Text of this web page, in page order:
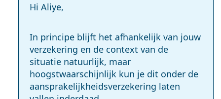
Hi Aliye,
In principe blijft het afhankelijk van jouw
verzekering en de context van de
situatie natuurlijk, maar
hoogstwaarschij­nlijk kun je dit onder de
aansprakelijkhe­idsverzekering laten